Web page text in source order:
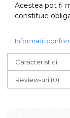
Acestea pot fi
constituie
Informatii
Caracteristici
Review-uri (0)